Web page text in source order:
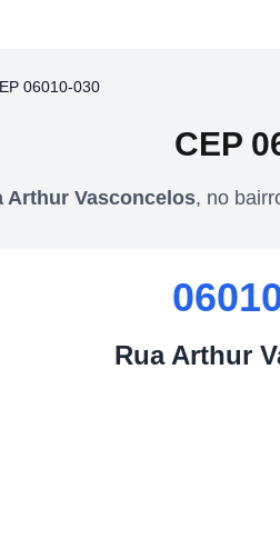
06010-030
CEP
Arthur Vasconcelos, no
Rua Arthur